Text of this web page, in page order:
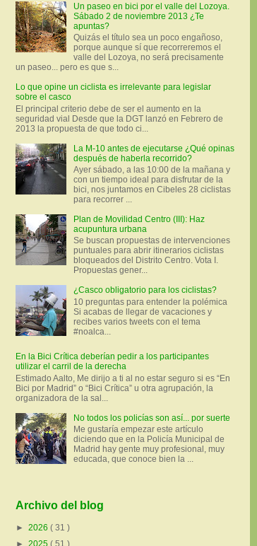
Un paseo en bici por el valle del Lozoya.
Sábado 2 de noviembre 2013 ¿Te
apuntas?
Quizás el título sea un poco engañoso,
porque aunque sí que recorreremos el
valle del Lozoya, no será precisamente
un paseo... pero es que s...
Lo que opine un ciclista es irrelevante para legislar
sobre el casco
El principal criterio debe de ser el aumento en la
seguridad vial Desde que la DGT lanzó en Febrero de
2013 la propuesta de que todo ci...
La M-10 antes de ejecutarse ¿Qué opinas
después de haberla recorrido?
Ayer sábado, a las 10:00 de la mañana y
con un tiempo ideal para disfrutar de la
bici, nos juntamos en Cibeles 28 ciclistas
para recorrer ...
Plan de Movilidad Centro (III): Haz
acupuntura urbana
Se buscan propuestas de intervenciones
puntuales para abrir itinerarios ciclistas
bloqueados del Distrito Centro. Vota I.
Propuestas gener...
¿Casco obligatorio para los ciclistas?
10 preguntas para entender la polémica
Si acabas de llegar de vacaciones y
recibes varios tweets con el tema
#noalca...
En la Bici Crítica deberían pedir a los participantes
utilizar el carril de la derecha
Estimado Aalto, Me dirijo a ti al no estar seguro si es “En
Bici por Madrid” o “Bici Crítica” u otra agrupación, la
organizadora de la sal...
No todos los policías son así... por suerte
Me gustaría empezar este artículo
diciendo que en la Policía Municipal de
Madrid hay gente muy profesional, muy
educada, que conoce bien la ...
Archivo del blog
► 2026 ( 31 )